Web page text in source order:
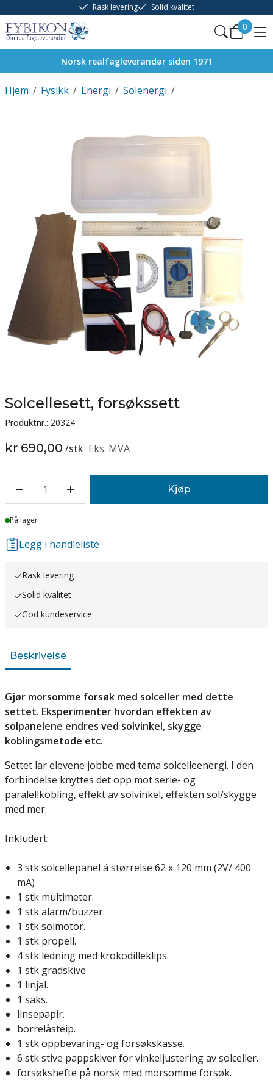
Rask levering Solid kvalitet
0
Norsk realfagleverandør siden 1971
/
Hjem /
Fysikk /
Energi /
Solenergi
Solcellesett, forsøkssett
Produktnr.: 20324
kr 690,00 /stk Eks. MVA
1 Kjøp
Lager
På lager
Legg i handleliste
Rask levering
Solid kvalitet
God kundeservice
Beskrivelse
Gjør morsomme forsøk med solceller med dette
settet. Eksperimenter hvordan effekten av
solpanelene endres ved solvinkel, skygge
koblingsmetode etc.
Settet lar elevene jobbe med tema solcelleenergi. I den
forbindelse knyttes det opp mot serie- og
paralellkobling, effekt av solvinkel, effekten sol/skygge
med mer.
Inkludert:
3 stk solcellepanel á størrelse 62 x 120 mm (2V/ 400
mA)
1 stk multimeter.
1 stk alarm/buzzer.
1 stk solmotor.
1 stk propell.
4 stk ledning med krokodilleklips.
1 stk gradskive.
1 linjal.
1 saks.
linsepapir.
borrelåsteip.
1 stk oppbevaring- og forsøkskasse.
6 stk stive pappskiver for vinkeljustering av solceller.
forsøkshefte på norsk med morsomme forsøk.